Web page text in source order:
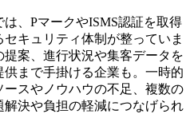
、PマークやISMS認証を取得
キュリティ体制が整っていま
案、進行状況や集客データを
まで手掛ける企業も。一時的
スやノウハウの不足、複数の
決や負担の軽減につなげられ